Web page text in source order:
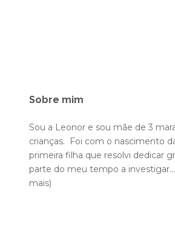
Sobre mim
Sou a Leonor e sou mãe de 3
crianças. Foi com o nascimento
primeira filha que resolvi dedicar
parte do meu tempo a investigar...
mais)